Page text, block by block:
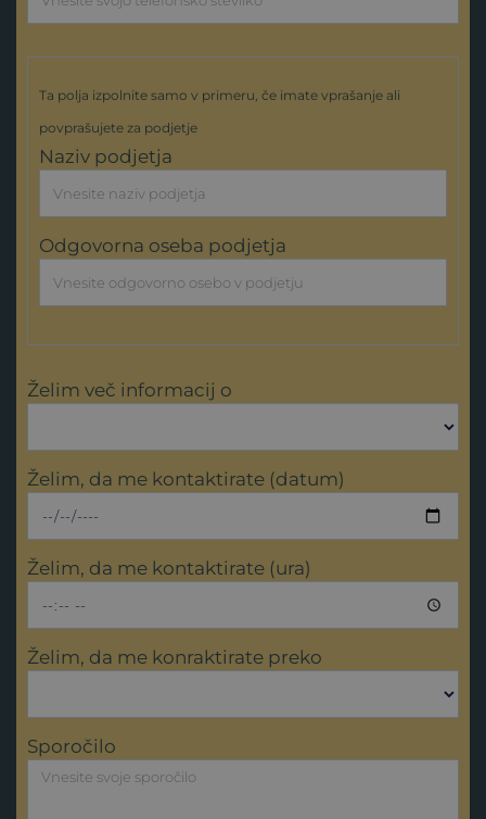
Ta polja izpolnite samo v primeru, če imate vprašanje ali
povprašujete za podjetje
Naziv podjetja
Odgovorna oseba podjetja
Želim več informacij o
Želim, da me kontaktirate (datum)
Želim, da me kontaktirate (ura)
Želim, da me konraktirate preko
Sporočilo